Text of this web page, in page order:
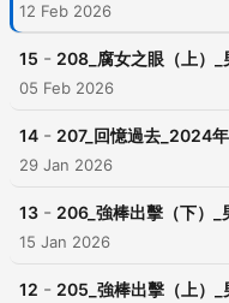
12 Feb 2026
15 - 208_腐女之眼（上）_
05 Feb 2026
14 - 207_回憶過去_2024
29 Jan 2026
13 - 206_強棒出擊（下）_
15 Jan 2026
12 - 205_強棒出擊（上）_